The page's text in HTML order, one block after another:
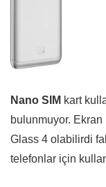
Nano SIM kart
bulunmuyor.
Glass 4 olabilirdi
telefonlar için